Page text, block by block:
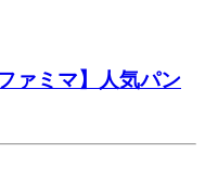
ァミマ】人気パン